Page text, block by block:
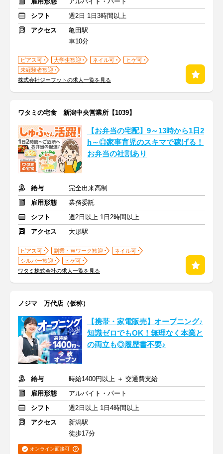
シフト
週2日 1日3時間以上
アクセス
亀田駅
車10分
ピアス可 大学生歓迎 ネイル可
ヒゲ可
未経験者歓迎
株式会社ジーフットの求人一覧を見る
ワタミの宅食 新潟中央営業所【1039】
【お弁当の宅配】9～13時から1日2
h～◎家事育児のスキマで稼げる！
お弁当の社割あり
給与
完全出来高制
雇用形態
業務委託
シフト
週2日以上 1日2時間以上
アクセス
大形駅
ピアス可 副業・Ｗワーク歓迎
ネイル可
シルバー歓迎
ヒゲ可
ワタミ株式会社の求人一覧を見る
ノジマ 万代店（仮称）
【携帯・家電販売】オープニング♪
知識ゼロでもOK！無理なく本業と
の両立も◎履歴書不要♪
給与
時給1400円以上 ＋ 交通費支給
雇用形態
アルバイト・パート
シフト
週2日以上 1日4時間以上
アクセス
新潟駅
徒歩17分
オンライン面接可